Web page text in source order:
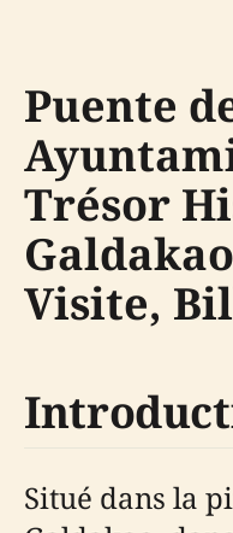
Puente
Trésor
Visite,
Situé dans la